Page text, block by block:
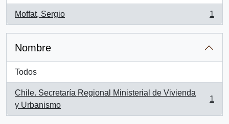
Moffat, Sergio
, 1 resultados
1
Nombre
Todos
Chile. Secretaría Regional Ministerial de Vivienda
y Urbanismo
, 1 resultados
1